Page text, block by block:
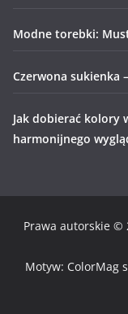
Modne torebki:
Czerwona sukienka
Jak dobierać kolory
harmonijnego
Prawa autorskie ©
Motyw: ColorMag